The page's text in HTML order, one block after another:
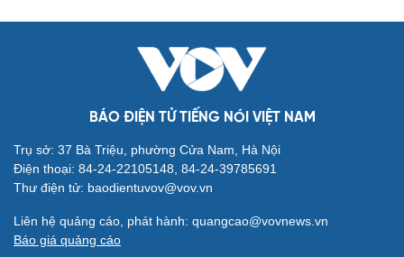
BÁO ĐIỆN TỬ TIẾNG NÓI VIỆT NAM
Trụ sở: 37 Bà Triệu, phường Cửa Nam, Hà Nội
Điện thoại: 84-24-22105148, 84-24-39785691
Thư điện tử: baodientuvov@vov.vn
Liên hệ quảng cáo, phát hành: quangcao@vovnews.vn
Báo giá quảng cáo